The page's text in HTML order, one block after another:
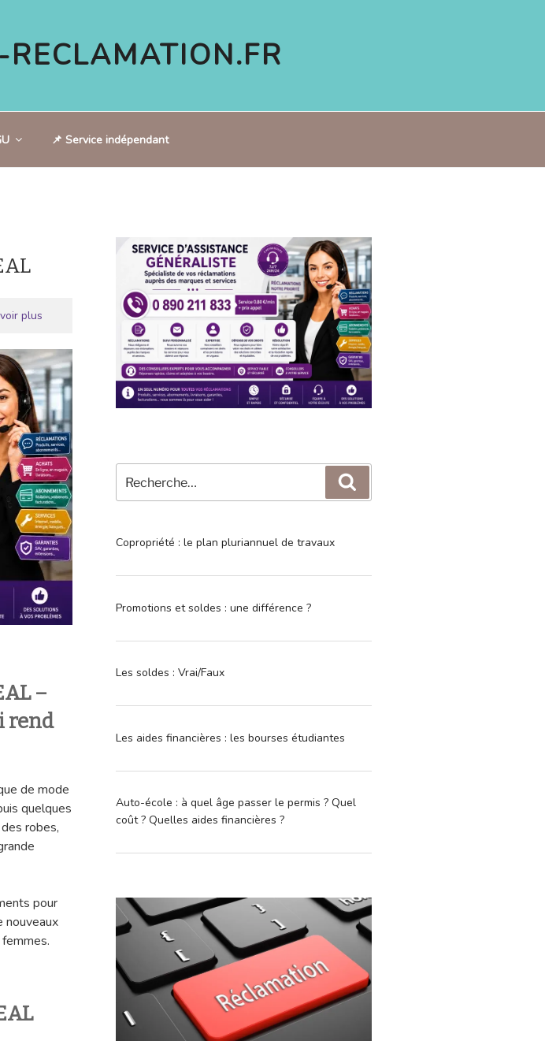
📌 Service indépendant
plus
–
rend
de mode
quelques
robes,
pour
nouveaux
pour
:
Copropriété : le plan pluriannuel de travaux
Promotions et soldes : une différence ?
Les soldes : Vrai/Faux
Les aides financières : les bourses étudiantes
Auto-école : à quel âge passer le permis ? Quel
coût ? Quelles aides financières ?